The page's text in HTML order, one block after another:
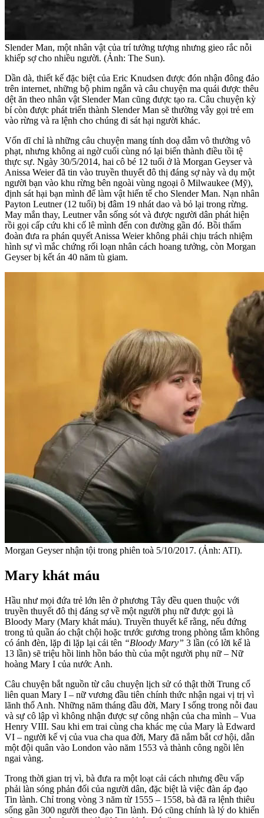
Slender Man, một nhân vật của trí tưởng tượng nhưng gieo rắc nỗi
khiếp sợ cho nhiều người. (Ảnh: The Sun).
Dần dà, thiết kế đặc biệt của Eric Knudsen được đón nhận đông đảo
trên internet, những bộ phim ngắn và câu chuyện ma quái được thêu
dệt ăn theo nhân vật Slender Man cũng được tạo ra. Câu chuyện kỳ
bí còn được phát triển thành Slender Man sẽ thường vẫy gọi trẻ em
vào rừng và ra lệnh cho chúng đi sát hại người khác.
Vốn dĩ chỉ là những câu chuyện mang tính doạ dẫm vô thưởng vô
phạt, nhưng không ai ngờ cuối cùng nó lại biến thành điều tồi tệ
thực sự. Ngày 30/5/2014, hai cô bé 12 tuổi ở là Morgan Geyser và
Anissa Weier đã tin vào truyền thuyết đô thị đáng sợ này và dụ một
người bạn vào khu rừng bên ngoài vùng ngoại ô Milwaukee (Mỹ),
định sát hại bạn mình để làm vật hiến tế cho Slender Man. Nạn nhân
Payton Leutner (12 tuổi) bị đâm 19 nhát dao và bỏ lại trong rừng.
May mắn thay, Leutner vẫn sống sót và được người dân phát hiện
rồi gọi cấp cứu khi cố lê mình đến con đường gần đó. Bồi thẩm
đoàn đưa ra phán quyết Anissa Weier không phải chịu trách nhiệm
hình sự vì mắc chứng rối loạn nhân cách hoang tưởng, còn Morgan
Geyser bị kết án 40 năm tù giam.
Morgan Geyser nhận tội trong phiên toà 5/10/2017. (Ảnh: ATI).
Mary khát máu
Hầu như mọi đứa trẻ lớn lên ở phương Tây đều quen thuộc với
truyền thuyết đô thị đáng sợ về một người phụ nữ được gọi là
Bloody Mary (Mary khát máu). Truyền thuyết kể rằng, nếu đứng
trong tủ quần áo chật chội hoặc trước gương trong phòng tắm không
có ánh đèn, lặp đi lặp lại cái tên “Bloody Mary” 3 lần (có lời kể là
13 lần) sẽ triệu hồi linh hồn báo thù của một người phụ nữ – Nữ
hoàng Mary I của nước Anh.
Câu chuyện bắt nguồn từ câu chuyện lịch sử có thật thời Trung cổ
liên quan Mary I – nữ vương đầu tiên chính thức nhận ngai vị trị vì
lãnh thổ Anh. Những năm tháng đầu đời, Mary I sống trong nỗi đau
và sự cô lập vì không nhận được sự công nhận của cha mình – Vua
Henry VIII. Sau khi em trai cùng cha khác mẹ của Mary là Edward
VI – người kế vị của vua cha qua đời, Mary đã nắm bắt cơ hội, dẫn
một đội quân vào London vào năm 1553 và thành công ngồi lên
ngai vàng.
Trong thời gian trị vì, bà đưa ra một loạt cải cách nhưng đều vấp
phải làn sóng phản đối của người dân, đặc biệt là việc đàn áp đạo
Tin lành. Chỉ trong vòng 3 năm từ 1555 – 1558, bà đã ra lệnh thiêu
sống gần 300 người theo đạo Tin lành. Đó cũng chính là lý do khiến